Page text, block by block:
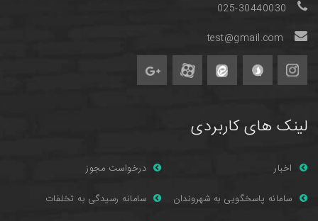
025-30440030
test@gmail.com
لینک های کاربردی
اخبار
درخواست مجوز
سامانه پاسخگویی به شهروندان
سامانه رسیدگی به تخلفات